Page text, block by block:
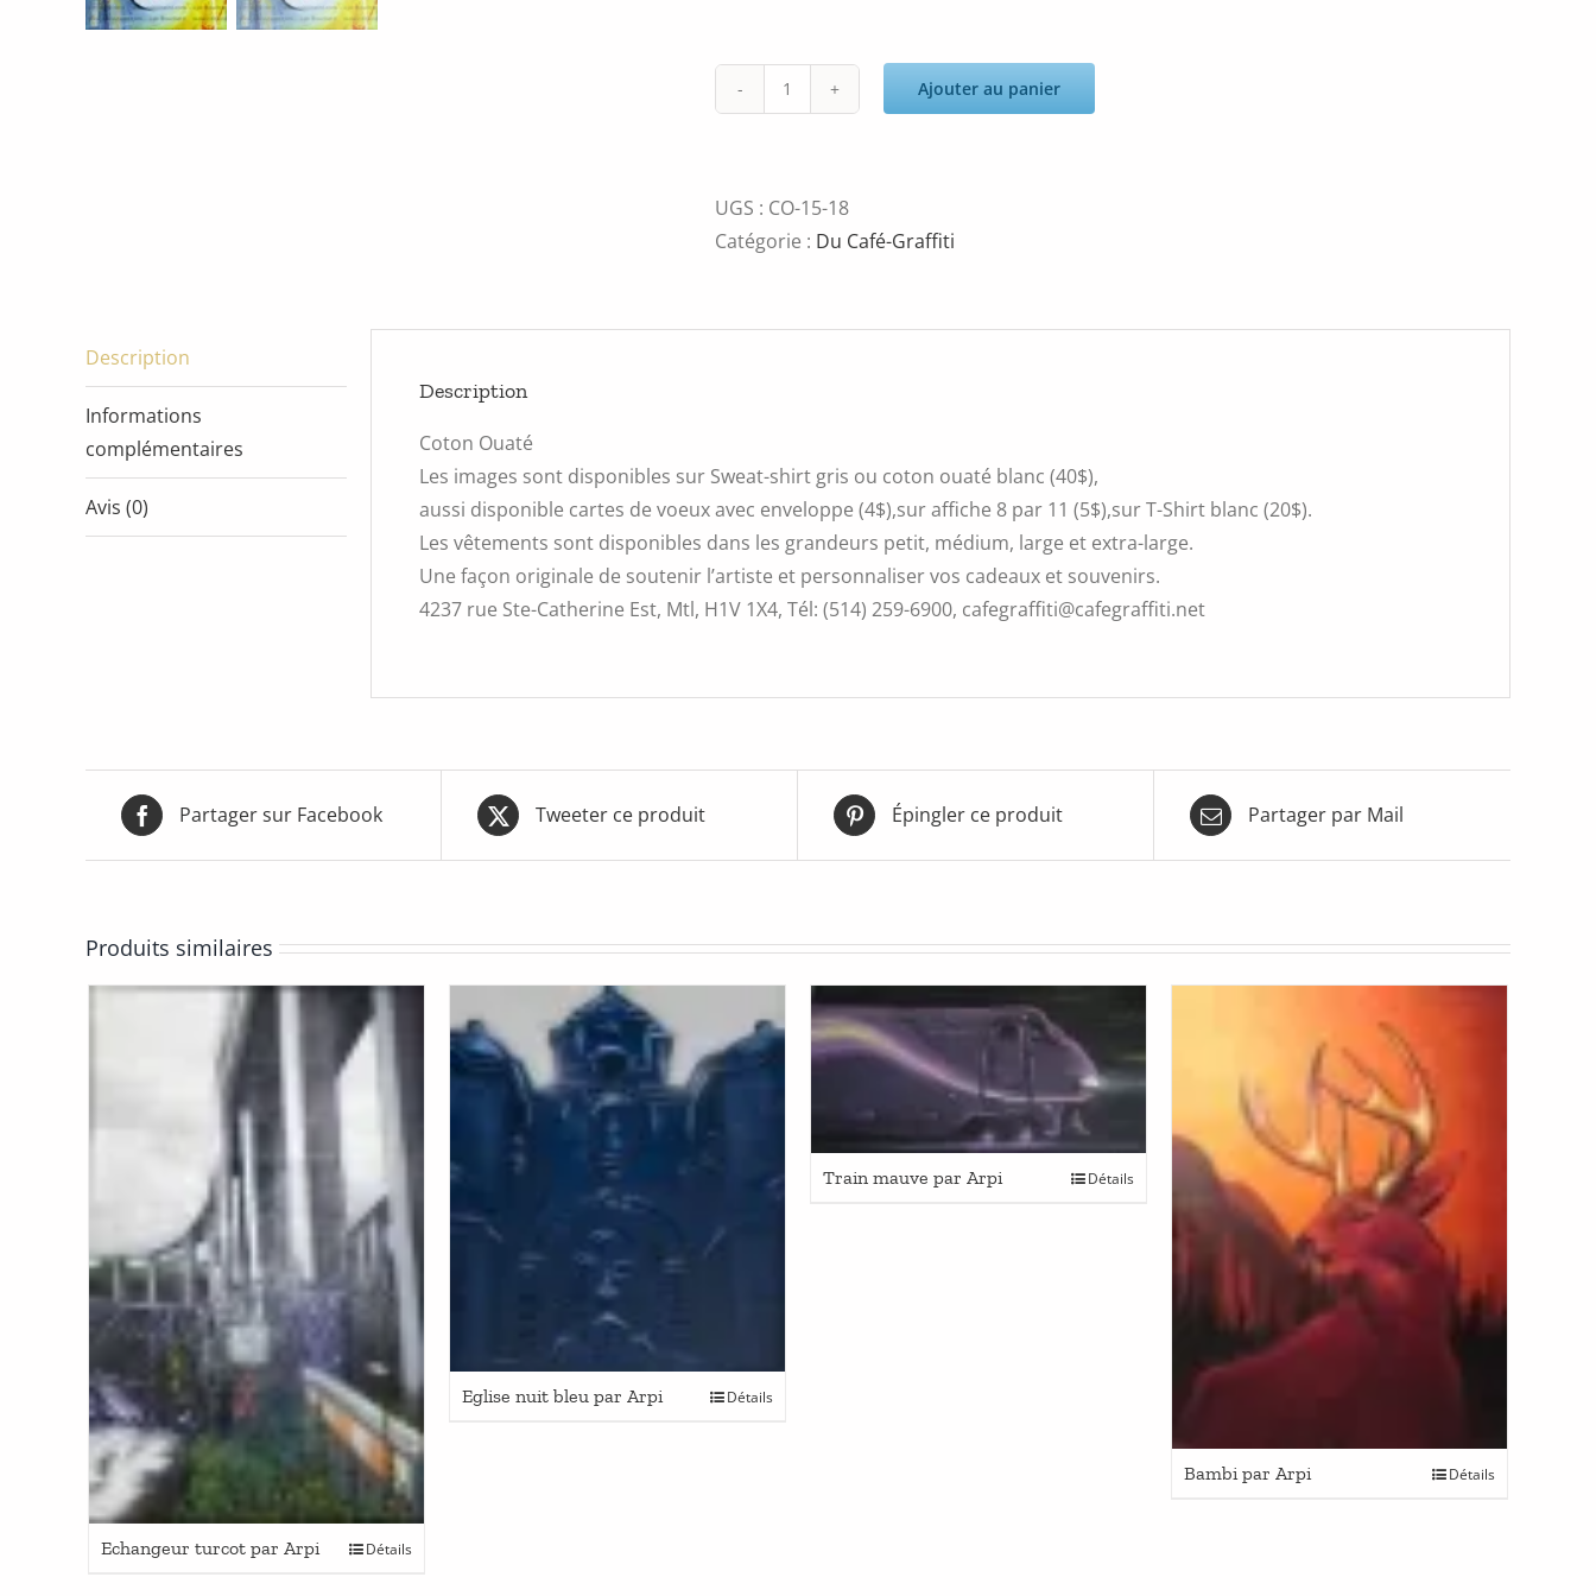
quantité
Ajouter au panier
UGS : CO-15-18
Catégorie : Du Café-Graffiti
Description
Informations
complémentaires
Avis (0)
Description
Coton Ouaté
Les images sont disponibles sur Sweat-shirt gris ou coton ouaté blanc (40$),
aussi disponible cartes de voeux avec enveloppe (4$),sur affiche 8 par 11 (5$),sur T-Shirt blanc (20$).
Les vêtements sont disponibles dans les grandeurs petit, médium, large et extra-large.
Une façon originale de soutenir l’artiste et personnaliser vos cadeaux et souvenirs.
4237 rue Ste-Catherine Est, Mtl, H1V 1X4, Tél: (514) 259-6900, cafegraffiti@cafegraffiti.net
Partager sur Facebook Tweeter ce produit Épingler ce produit Partager par Mail
Produits similaires
Echangeur turcot par Arpi Détails
Eglise nuit bleu par Arpi Détails
Train mauve par Arpi Détails
Bambi par Arpi Détails